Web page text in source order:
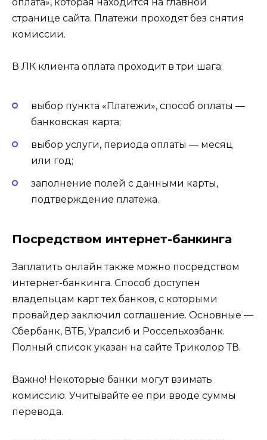
странице сайта. Платежи проходят без снятия
комиссии.
В ЛК клиента оплата проходит в три шага:
выбор пункта «Платежи», способ оплаты —
банковская карта;
выбор услуги, периода оплаты — месяц
или год;
заполнение полей с данными карты,
подтверждение платежа.
Посредством интернет-банкинга
Заплатить онлайн также можно посредством
интернет-банкинга. Способ доступен
владельцам карт тех банков, с которыми
провайдер заключил соглашение. Основные —
Сбербанк, ВТБ, Уралсиб и Россельхозбанк.
Полный список указан на сайте Триколор ТВ.
Важно! Некоторые банки могут взимать
комиссию. Учитывайте ее при вводе суммы
перевода.